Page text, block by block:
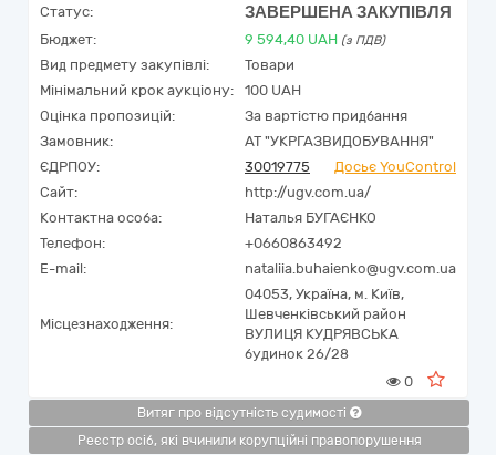
Статус: ЗАВЕРШЕНА ЗАКУПІВЛЯ
Бюджет: 9 594,40 UAH (з ПДВ)
Вид предмету закупівлі:
Товари
Мінімальний крок аукціону:
100 UAH
Оцінка пропозицій:
За вартістю придбання
Замовник:
АТ "УКРГАЗВИДОБУВАННЯ"
ЄДРПОУ:
30019775
Досьє YouControl
Сайт:
http://ugv.com.ua/
Контактна особа:
Наталья БУГАЄНКО
Телефон:
+0660863492
E-mail:
nataliia.buhaienko@ugv.com.ua
Місцезнаходження:
04053, Україна, м. Київ,
Шевченківський район
ВУЛИЦЯ КУДРЯВСЬКА
будинок 26/28
0
Витяг про відсутність судимості
Реєстр осіб, які вчинили корупційні правопорушення